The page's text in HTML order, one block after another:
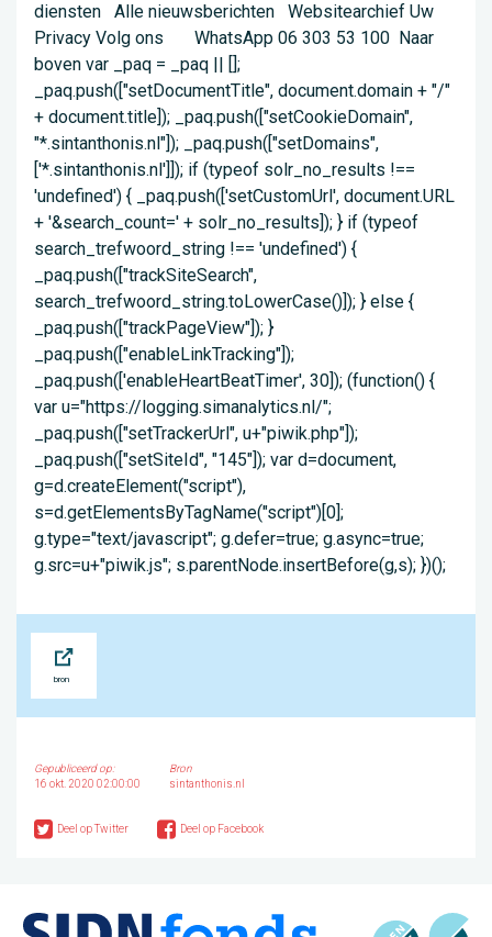
diensten Alle nieuwsberichten Websitearchief Uw
Privacy Volg ons WhatsApp 06 303 53 100 Naar
boven var _paq = _paq || [];
_paq.push(["setDocumentTitle", document.domain + "/"
+ document.title]); _paq.push(["setCookieDomain",
"*.sintanthonis.nl"]); _paq.push(["setDomains",
['*.sintanthonis.nl']]); if (typeof solr_no_results !==
'undefined') { _paq.push(['setCustomUrl', document.URL
+ '&search_count=' + solr_no_results]); } if (typeof
search_trefwoord_string !== 'undefined') {
_paq.push(["trackSiteSearch",
search_trefwoord_string.toLowerCase()]); } else {
_paq.push(["trackPageView"]); }
_paq.push(["enableLinkTracking"]);
_paq.push(['enableHeartBeatTimer', 30]); (function() {
var u="https://logging.simanalytics.nl/";
_paq.push(["setTrackerUrl", u+"piwik.php"]);
_paq.push(["setSiteId", "145"]); var d=document,
g=d.createElement("script"),
s=d.getElementsByTagName("script")[0];
g.type="text/javascript"; g.defer=true; g.async=true;
g.src=u+"piwik.js"; s.parentNode.insertBefore(g,s); })();
Gepubliceerd op:
16 okt. 2020 02:00:00
Bron
sintanthonis.nl
Deel op Twitter Deel op Facebook